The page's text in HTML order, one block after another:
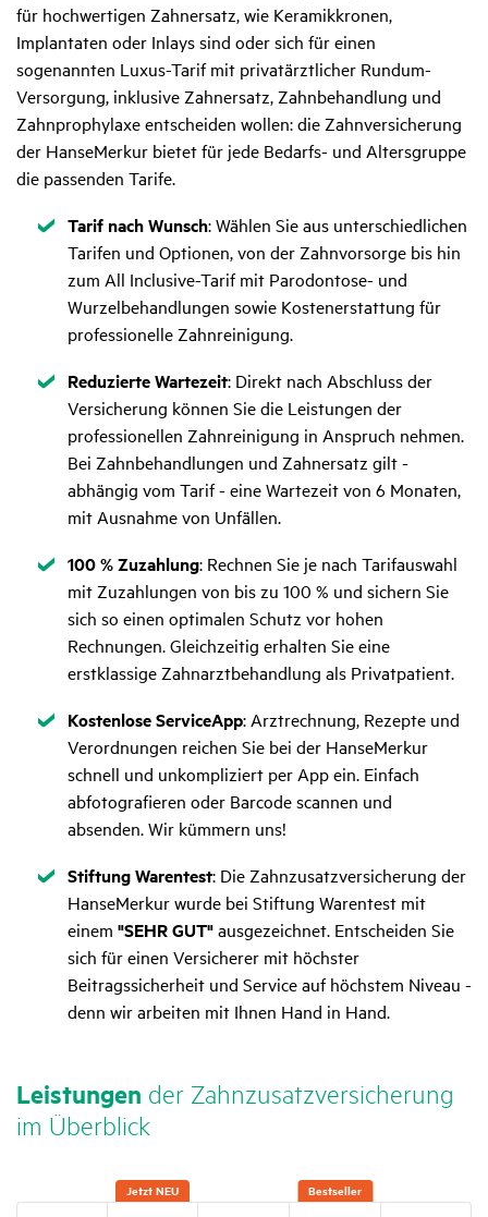
für hochwertigen Zahnersatz, wie Keramikkronen,
Implantaten oder Inlays sind oder sich für einen
sogenannten Luxus-Tarif mit privatärztlicher Rundum-
Versorgung, inklusive Zahnersatz, Zahnbehandlung und
Zahnprophylaxe entscheiden wollen: die Zahnversicherung
der HanseMerkur bietet für jede Bedarfs- und Altersgruppe
die passenden Tarife.
Zutreffend
Tarif nach Wunsch: Wählen Sie aus unterschiedlichen
Tarifen und Optionen, von der Zahnvorsorge bis hin
zum All Inclusive-Tarif mit Parodontose- und
Wurzelbehandlungen sowie Kostenerstattung für
professionelle Zahnreinigung.
Zutreffend
Reduzierte Wartezeit: Direkt nach Abschluss der
Versicherung können Sie die Leistungen der
professionellen Zahnreinigung in Anspruch nehmen.
Bei Zahnbehandlungen und Zahnersatz gilt -
abhängig vom Tarif - eine Wartezeit von 6 Monaten,
mit Ausnahme von Unfällen.
Zutreffend
100 % Zuzahlung: Rechnen Sie je nach Tarifauswahl
mit Zuzahlungen von bis zu 100 % und sichern Sie
sich so einen optimalen Schutz vor hohen
Rechnungen. Gleichzeitig erhalten Sie eine
erstklassige Zahnarztbehandlung als Privatpatient.
Zutreffend
Kostenlose ServiceApp: Arztrechnung, Rezepte und
Verordnungen reichen Sie bei der HanseMerkur
schnell und unkompliziert per App ein. Einfach
abfotografieren oder Barcode scannen und
absenden. Wir kümmern uns!
Zutreffend
Stiftung Warentest: Die Zahnzusatzversicherung der
HanseMerkur wurde bei Stiftung Warentest mit
einem "SEHR GUT"ausgezeichnet. Entscheiden Sie
sich für einen Versicherer mit höchster
Beitragssicherheit und Service auf höchstem Niveau -
denn wir arbeiten mit Ihnen Hand in Hand.
Leis­tungen der Zahn­zu­satz­ver­si­che­rung
im Über­blick
Jetzt NEU Best­seller